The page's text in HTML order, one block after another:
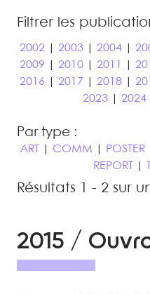
Filtrer les
2002| 2003| 2004|
2009
2010| 2011
2016
2017 2018|
2023| 2024
Par type :
ART COMM POSTER
REPORT
Résultats 1 - 2 sur
2015 /